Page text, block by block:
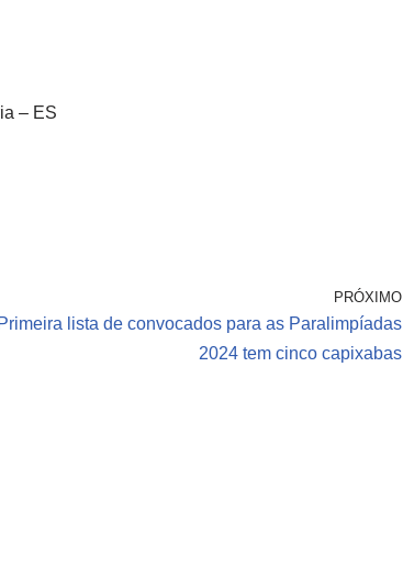
– ES
PRÓXIMO
Primeira lista de convocados para as Paralimpíadas
2024 tem cinco capixabas